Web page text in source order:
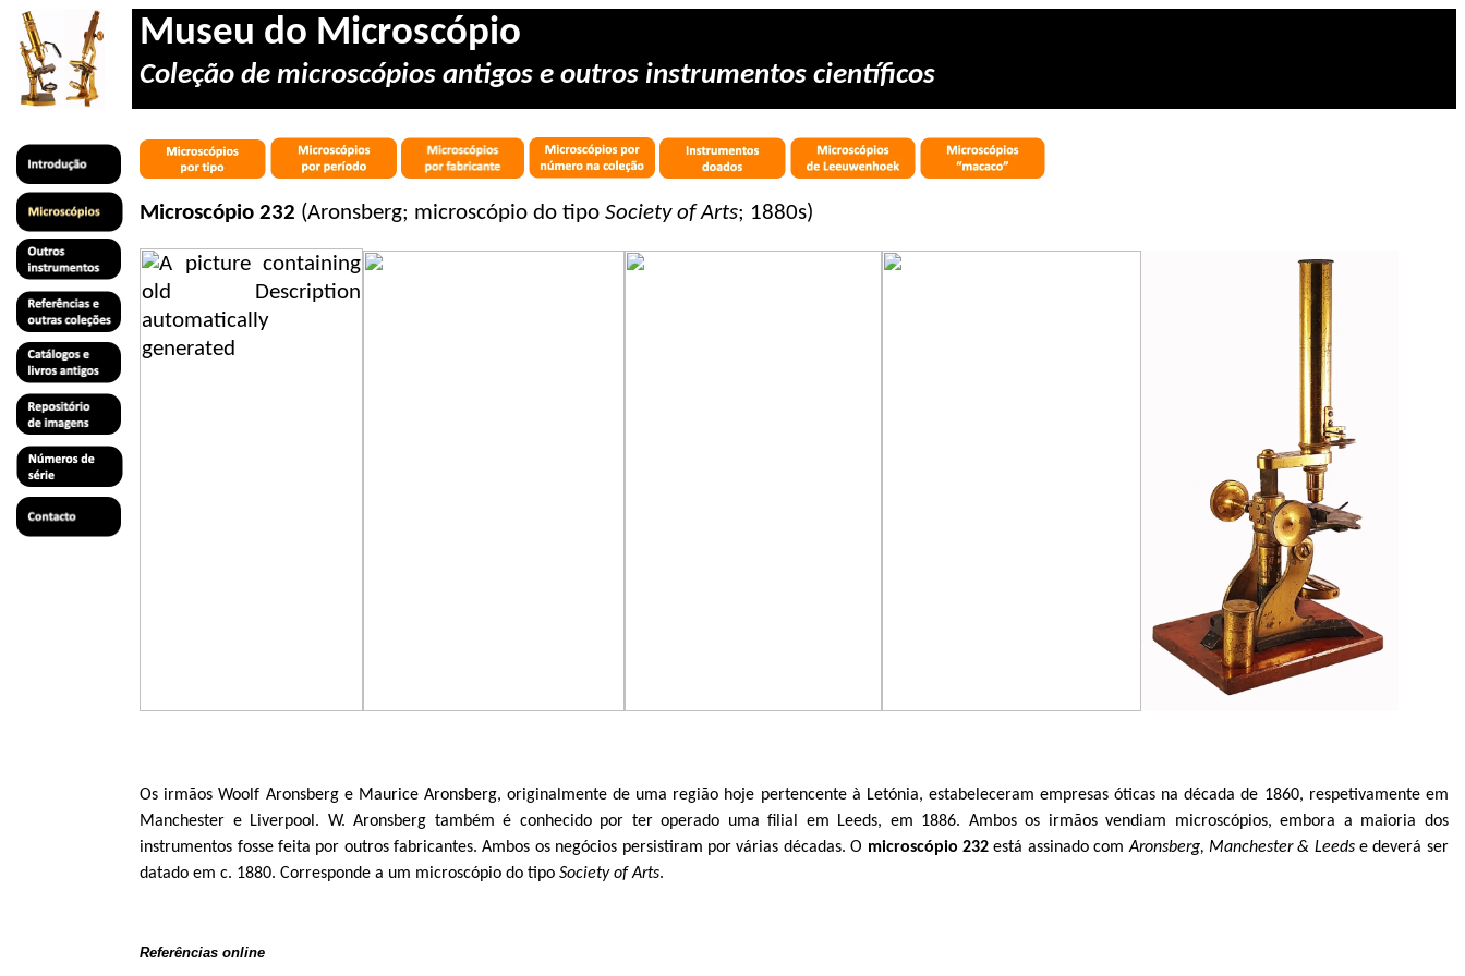
Museu do Microscópio
Coleção de microscópios antigos e outros instrumentos científicos
Microscópio 232 (Aronsberg; microscópio do tipoSociety of Arts; 1880s)
Os irmãos Woolf Aronsberg e Maurice Aronsberg, originalmente de uma região hoje pertencente à Letónia, estabeleceram empresas óticas na década de 1860, respetivamente em
Manchester e Liverpool. W. Aronsberg também é conhecido por ter operado uma filial em Leeds, em 1886. Ambos os irmãos vendiam microscópios, embora a maioria dos
instrumentos fosse feita por outros fabricantes. Ambos os negócios persistiram por várias décadas. O microscópio 232está assinado comAronsberg, Manchester & Leedse deverá ser
datado em c. 1880. Corresponde a um microscópio do tipoSociety of Arts.
Referências online